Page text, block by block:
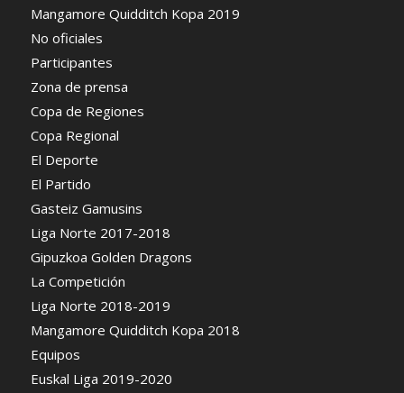
Mangamore Quidditch Kopa 2019
No oficiales
Participantes
Zona de prensa
Copa de Regiones
Copa Regional
El Deporte
El Partido
Gasteiz Gamusins
Liga Norte 2017-2018
Gipuzkoa Golden Dragons
La Competición
Liga Norte 2018-2019
Mangamore Quidditch Kopa 2018
Equipos
Euskal Liga 2019-2020